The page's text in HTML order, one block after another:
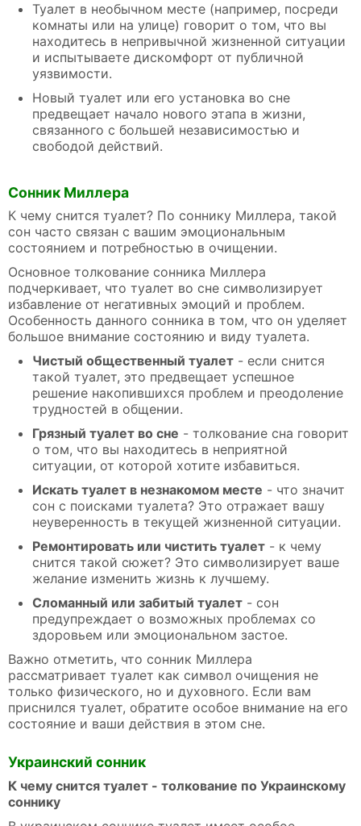
Туалет в необычном месте (например, посреди
комнаты или на улице) говорит о том, что вы
находитесь в непривычной жизненной ситуации
и испытываете дискомфорт от публичной
уязвимости.
Новый туалет или его установка во сне
предвещает начало нового этапа в жизни,
связанного с большей независимостью и
свободой действий.
Сонник Миллера
К чему снится туалет? По соннику Миллера, такой
сон часто связан с вашим эмоциональным
состоянием и потребностью в очищении.
Основное толкование сонника Миллера
подчеркивает, что туалет во сне символизирует
избавление от негативных эмоций и проблем.
Особенность данного сонника в том, что он уделяет
большое внимание состоянию и виду туалета.
Чистый общественный туалет - если снится
такой туалет, это предвещает успешное
решение накопившихся проблем и преодоление
трудностей в общении.
Грязный туалет во сне - толкование сна говорит
о том, что вы находитесь в неприятной
ситуации, от которой хотите избавиться.
Искать туалет в незнакомом месте - что значит
сон с поисками туалета? Это отражает вашу
неуверенность в текущей жизненной ситуации.
Ремонтировать или чистить туалет - к чему
снится такой сюжет? Это символизирует ваше
желание изменить жизнь к лучшему.
Сломанный или забитый туалет - сон
предупреждает о возможных проблемах со
здоровьем или эмоциональном застое.
Важно отметить, что сонник Миллера
рассматривает туалет как символ очищения не
только физического, но и духовного. Если вам
приснился туалет, обратите особое внимание на его
состояние и ваши действия в этом сне.
Украинский сонник
К чему снится туалет - толкование по Украинскому
соннику